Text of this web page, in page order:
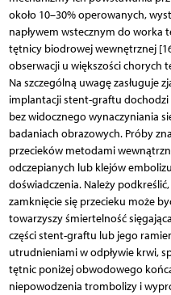
około 10–30% operowanych,
napływem wstecznym do worka
tętnicy biodrowej wewnętrznej
obserwacji u większości chorych
Na szczególną uwagę zasługuje
implantacji stent-graftu
bez widocznego wynaczyniania
badaniach obrazowych. Próby
przecieków metodami
odczepianych lub klejów
doświadczenia. Należy
zamknięcie się przecieku może
towarzyszy śmiertelność
części stent-graftu lub jego
utrudnieniami w odpływie krwi,
tętnic poniżej obwodowego
niepowodzenia trombolizy i